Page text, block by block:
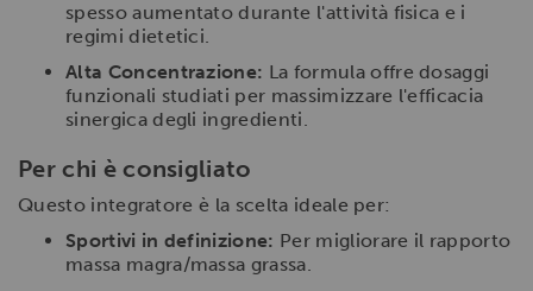
spesso aumentato durante l'attività fisica e i
regimi dietetici.
Alta Concentrazione: La formula offre dosaggi
funzionali studiati per massimizzare l'efficacia
sinergica degli ingredienti.
Per chi è consigliato
Questo integratore è la scelta ideale per:
Sportivi in definizione: Per migliorare il rapporto
massa magra/massa grassa.